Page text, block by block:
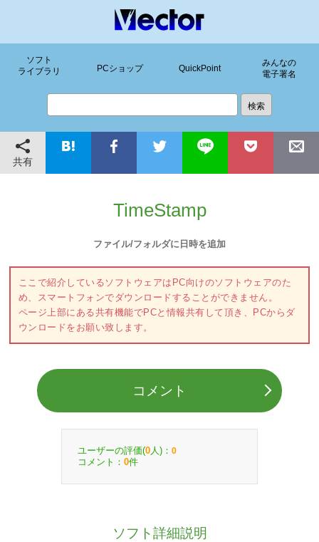
ソフト
ライブラリ
PCショップ QuickPoint
みんなの
電子署名
共有
TimeStamp
ファイル/フォルダに日時を追加
ここで紹介しているソフトウェアはPC向けのソフトウェアのた
め、スマートフォンでダウンロードすることができません。
ページ上部にある共有機能でPCと情報共有して頂き、PCからダ
ウンロードをお願い致します。
コメント
ユーザーの評価(0 人)： 0
コメント： 0件
ソフト詳細説明